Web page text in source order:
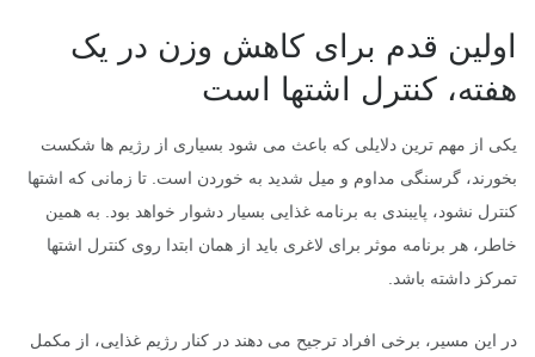
اولین قدم برای کاهش وزن در یک
هفته، کنترل اشتها است
یکی از مهم ترین دلایلی که باعث می شود بسیاری از رژیم ها شکست
بخورند، گرسنگی مداوم و میل شدید به خوردن است. تا زمانی که اشتها
کنترل نشود، پایبندی به برنامه غذایی بسیار دشوار خواهد بود. به همین
خاطر، هر برنامه موثر برای لاغری باید از همان ابتدا روی کنترل اشتها
تمرکز داشته باشد.
در این مسیر، برخی افراد ترجیح می دهند در کنار رژیم غذایی، از مکمل